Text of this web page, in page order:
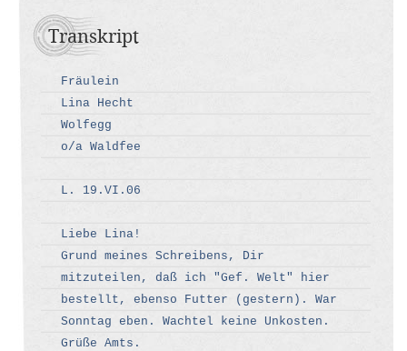
Transkript
Fräulein
Lina Hecht
Wolfegg
o/a Waldfee
L. 19.VI.06
Liebe Lina!
Grund meines Schreibens, Dir
mitzuteilen, daß ich "Gef. Welt" hier
bestellt, ebenso Futter (gestern). War
Sonntag eben. Wachtel keine Unkosten.
Grüße Amts.